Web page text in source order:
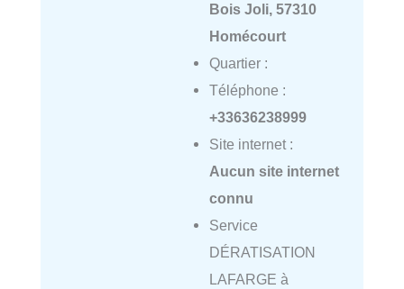
Bois Joli, 57310
Homécourt
Quartier :
Téléphone :
+33636238999
Site internet :
Aucun site internet
connu
Service
DÉRATISATION
LAFARGE à